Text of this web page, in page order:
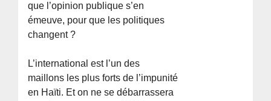
que l’opinion publique s’en
émeuve, pour que les politiques
changent ?
L’international est l’un des
maillons les plus forts de l’impunité
en Haïti. Et on ne se débarrassera